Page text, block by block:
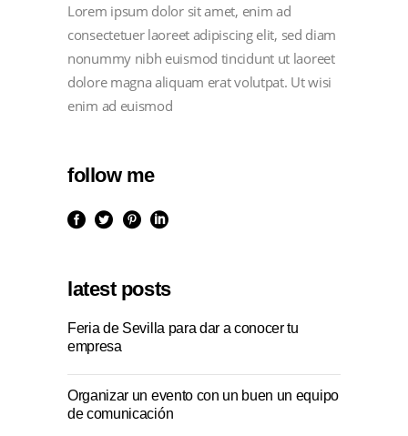
Lorem ipsum dolor sit amet, enim ad
consectetuer laoreet adipiscing elit, sed diam
nonummy nibh euismod tincidunt ut laoreet
dolore magna aliquam erat volutpat. Ut wisi
enim ad euismod
follow me
latest posts
Feria de Sevilla para dar a conocer tu
empresa
Organizar un evento con un buen un equipo
de comunicación